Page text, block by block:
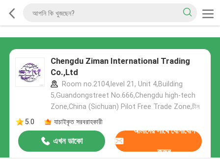
Chengdu Ziman International Trading
Co.,Ltd
Room no.2104,level 21, Unit 4,Building
5,Guandongstreet No.666,Chengdu high-tech
Zone,China (Sichuan) Pilot Free Trade Zone,চীন
5.0
যাচাইকৃত সরবরাহকারী
এখন ডাকো
আমাদের সাথে যোগাযোগ
করুন